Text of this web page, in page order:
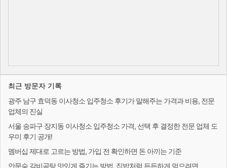
최근 방문자 기록
광주 남구 효덕동 이사청소 입주청소 후기가 말해주는 가격과 비용, 전문
업체의 진실
서울 송파구 장지동 이사청소 입주청소 가격, 선택 후 결정한 전문 업체 도
우미 후기 공개!
멤버십 제대로 고르는 방법, 가입 전 확인하면 돈 아끼는 기준
안문숙 갈비곰탕 맛있게 즐기는 방법, 집밥처럼 든든하게 먹으려면